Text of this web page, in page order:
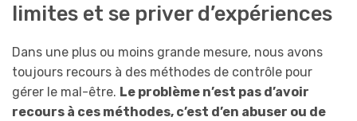
limites et se priver d’expériences
Dans une plus ou moins grande mesure, nous avons
toujours recours à des méthodes de contrôle pour
gérer le mal-être. Le problème n’est pas d’avoir
recours à ces méthodes, c’est d’en abuser ou de